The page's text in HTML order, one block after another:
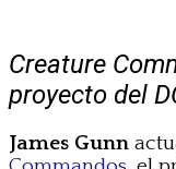
Creature
proyecto del
James Gunn